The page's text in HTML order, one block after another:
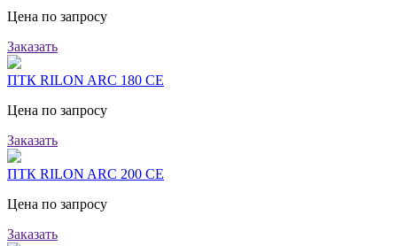
Цена по запросу
Заказать
ПТК RILON ARC 180 CE
Цена по запросу
Заказать
ПТК RILON ARC 200 CE
Цена по запросу
Заказать